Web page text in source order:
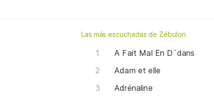
Las más escuchadas de Zébulon
A Fait Mal En D`dans
Adam et elle
Adrénaline